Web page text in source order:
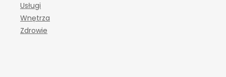
Usługi
Wnętrza
Zdrowie